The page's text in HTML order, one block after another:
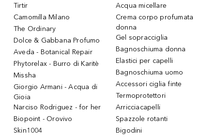
Tirtir
Camomilla Milano
The Ordinary
Dolce & Gabbana Profumo
Aveda - Botanical Repair
Phytorelax - Burro di Karitè
Missha
Giorgio Armani - Acqua di
Gioia
Narciso Rodriguez - for her
Biopoint - Orovivo
Skin1004
Acqua micellare
Crema corpo profumata
donna
Gel sopracciglia
Bagnoschiuma donna
Elastici per capelli
Bagnoschiuma uomo
Accessori ciglia finte
Termoprotettori
Arricciacapelli
Spazzole rotanti
Bigodini